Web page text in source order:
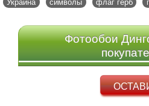
Украина символы флаг герб
Фотообои